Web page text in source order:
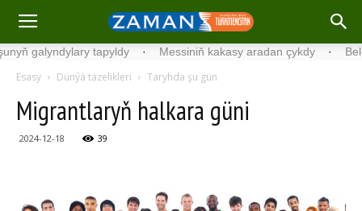
tapyldy · Messiniň kakasy aradan çykdy ·
Esasy Dünýä täzelikleri Taryhda şu gün
Migrantlaryň halkara güni
2024-12-18 39